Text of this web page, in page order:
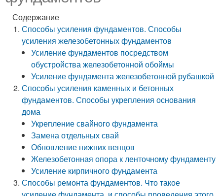
Содержание
Способы усиления фундаментов. Способы
усиления железобетонных фундаментов
Усиление фундаментов посредством
обустройства железобетонной обоймы
Усиление фундамента железобетонной рубашкой
Способы усиления каменных и бетонных
фундаментов. Способы укрепления основания
дома
Укрепление свайного фундамента
Замена отдельных свай
Обновление нижних венцов
Железобетонная опора к ленточному фундаменту
Усиление кирпичного фундамента
Способы ремонта фундаментов. Что такое